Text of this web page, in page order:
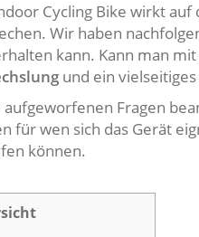
Cycling Bike wirkt
Wir haben
kann. Kann man
und ein
Fragen
für wen sich das Gerät
können.